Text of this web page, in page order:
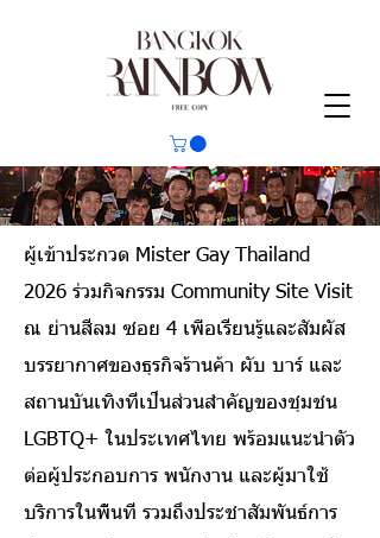
ผู้เข้าประกวด Mister Gay Thailand
2026 ร่วมกิจกรรม Community Site Visit
ณ ย่านสีลม ซอย 4 เพื่อเรียนรู้และสัมผัส
บรรยากาศของธุรกิจร้านค้า ผับ บาร์ และ
สถานบันเทิงที่เป็นส่วนสำคัญของชุมชน
LGBTQ+ ในประเทศไทย พร้อมแนะนำตัว
ต่อผู้ประกอบการ พนักงาน และผู้มาใช้
บริการในพื้นที่ รวมถึงประชาสัมพันธ์การ